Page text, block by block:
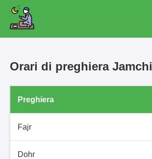
Orari di preghiera Jamchi
Preghiera
Fajr
Dohr